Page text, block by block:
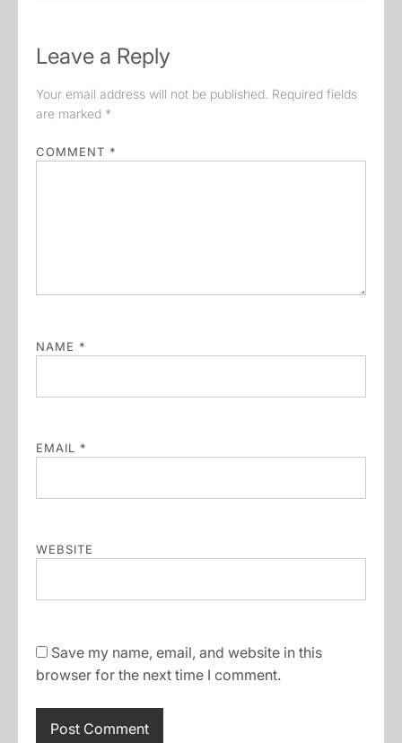
Leave a Reply
Your email address will not be published. Required fields
are marked *
COMMENT *
NAME *
EMAIL *
WEBSITE
Save my name, email, and website in this
browser for the next time I comment.